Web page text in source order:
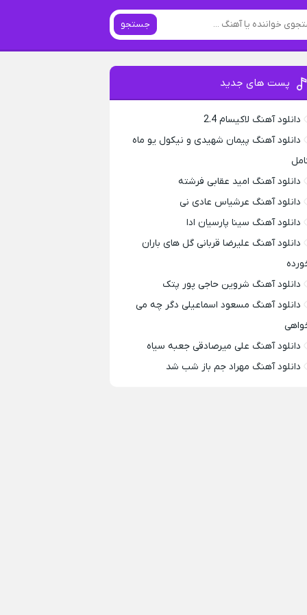
جستجو
پست های جدید
دانلود آهنگ لاکیسام 2.4
دانلود آهنگ پیمان شهیدی و نیکول یو ماه
دانلود آهنگ امید عقابی فرشته
دانلود آهنگ عرشیاس عادی نی
دانلود آهنگ سینا پارسیان ادا
دانلود آهنگ علیرضا قربانی گل های باران
دانلود آهنگ شروین حاجی پور پتک
دانلود آهنگ مسعود اسماعیلی دگر چه می
دانلود آهنگ علی میرصادقی جعبه سیاه
دانلود آهنگ مهراد جم باز شب شد